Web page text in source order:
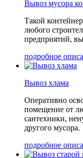
Вывоз мусора
Такой
любого
предприятий,
подробное
Вывоз хлама
Оперативно
помещение от
сантехники,
другого мусора.
подробное